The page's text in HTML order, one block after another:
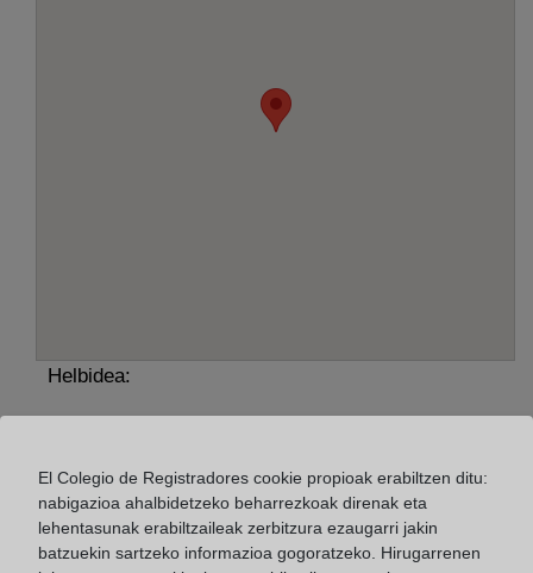
Helbidea:
(Ribadeo) C/ Alza, 5 - bajo, 27700
Horario:
De lunes a viernes de 09:00 a 17:00 horas
Agosto: De lunes a viernes de 09:00 a 14:00 horas
El Colegio de Registradores cookie propioak erabiltzen ditu:
nabigazioa ahalbidetzeko beharrezkoak direnak eta
lehentasunak erabiltzaileak zerbitzura ezaugarri jakin
batzuekin sartzeko informazioa gogoratzeko. Hirugarrenen